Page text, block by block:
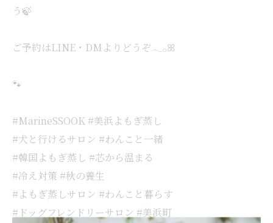
う🍃
ご予約はLINE・DMよりどうぞ𓂃𓂂ꕤ
🐾
#MarineSSOOK #美浜よもぎ蒸し
#犬と行けるサロン #わんこと一緒
#韓国よもぎ蒸し #芯から温まる
#冷え対策 #秋の養生
#よもぎ蒸しサロン #わんこと暮らす
#ドッグフレンドリーサロン #美浜町